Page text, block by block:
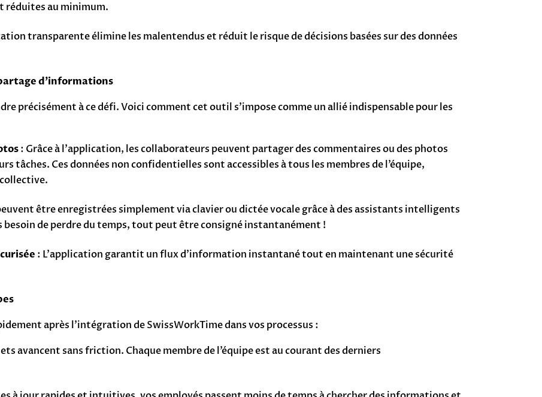
réduites au minimum.
transparente élimine les malentendus et réduit le risque de décisions basées sur des données
d’informations
précisément à ce défi. Voici comment cet outil s’impose comme un allié indispensable pour les
: Grâce à l’application, les collaborateurs peuvent partager des commentaires ou des photos
tâches. Ces données non confidentielles sont accessibles à tous les membres de l’équipe,
être enregistrées simplement via clavier ou dictée vocale grâce à des assistants intelligents
besoin de perdre du temps, tout peut être consigné instantanément !
: L’application garantit un flux d’information instantané tout en maintenant une sécurité
après l’intégration de SwissWorkTime dans vos processus :
avancent sans friction. Chaque membre de l’équipe est au courant des derniers